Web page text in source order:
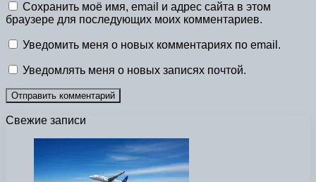
Сохранить моё имя, email и адрес сайта в этом
браузере для последующих моих комментариев.
Уведомить меня о новых комментариях по email.
Уведомлять меня о новых записях почтой.
Свежие записи